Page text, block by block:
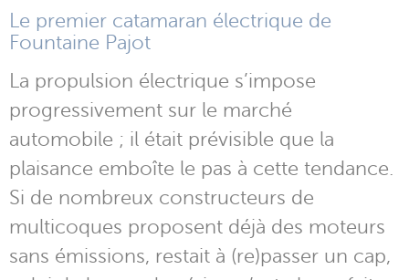
Le premier catamaran électrique de
Fountaine Pajot
La propulsion électrique s’impose
progressivement sur le marché
automobile ; il était prévisible que la
plaisance emboîte le pas à cette tendance.
Si de nombreux constructeurs de
multicoques proposent déjà des moteurs
sans émissions, restait à (re)passer un cap,